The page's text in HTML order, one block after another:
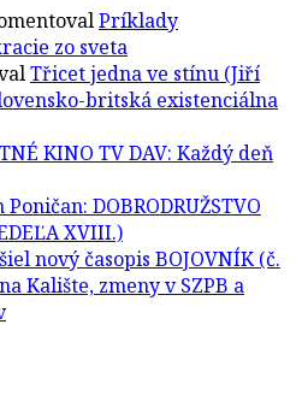
Príklady
zo sveta
Třicet jedna ve stínu (Jiří
britská existenciálna
KINO TV DAV: Každý deň
Poničan: DOBRODRUŽSTVO
XVIII.)
nový časopis BOJOVNÍK (č.
Kalište, zmeny v SZPB a